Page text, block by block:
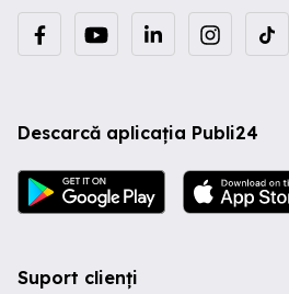
Descarcă aplicația Publi24
Suport clienți